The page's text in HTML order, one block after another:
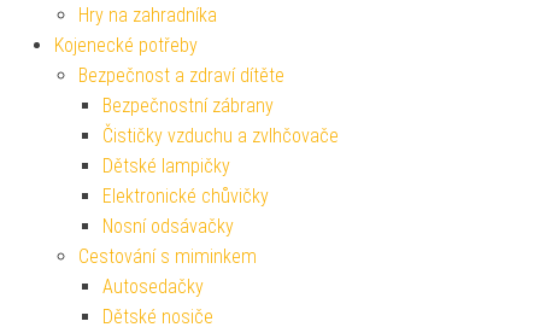
Hry na zahradníka
Kojenecké potřeby
Bezpečnost a zdraví dítěte
Bezpečnostní zábrany
Čističky vzduchu a zvlhčovače
Dětské lampičky
Elektronické chůvičky
Nosní odsávačky
Cestování s miminkem
Autosedačky
Dětské nosiče